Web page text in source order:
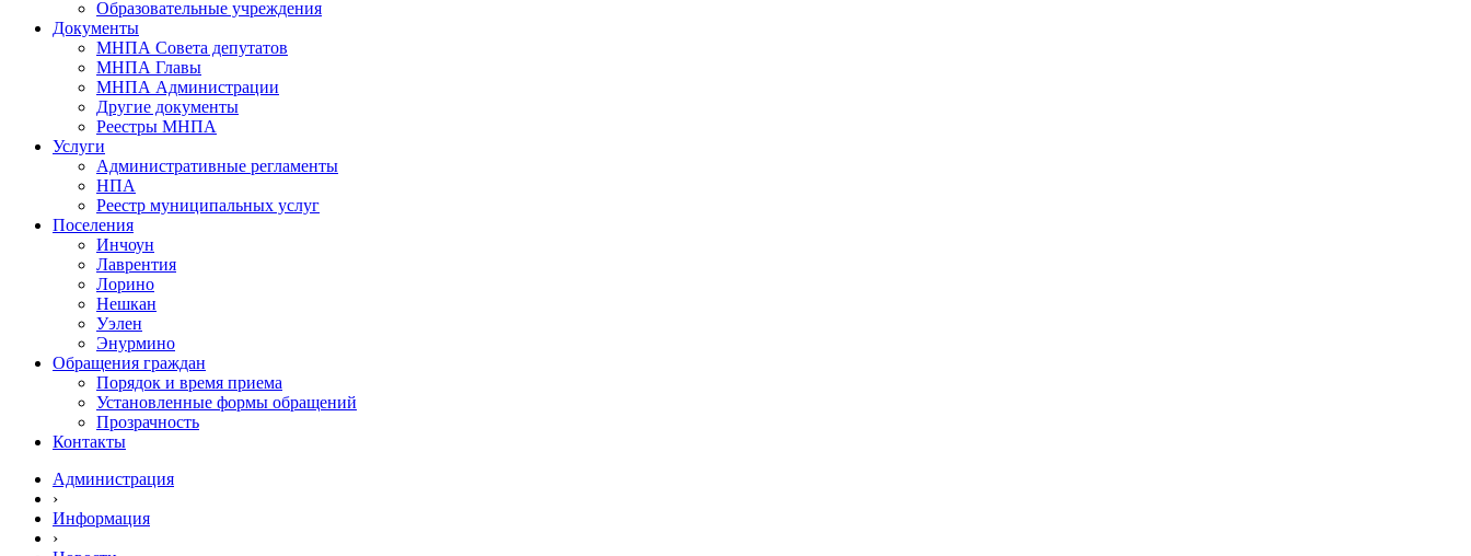
Образовательные учреждения
Документы
МНПА Совета депутатов
МНПА Главы
МНПА Администрации
Другие документы
Реестры МНПА
Услуги
Административные регламенты
НПА
Реестр муниципальных услуг
Поселения
Инчоун
Лаврентия
Лорино
Нешкан
Уэлен
Энурмино
Обращения граждан
Порядок и время приема
Установленные формы обращений
Прозрачность
Контакты
Администрация
›
Информация
›